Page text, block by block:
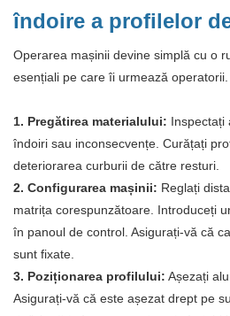
îndoire a profilelor
Operarea mașinii devine simplă cu o
esențiali pe care îi urmează operatorii.
1. Pregătirea materialului: Inspectați
îndoiri sau inconsecvențe. Curățați
deteriorarea curburii de către resturi.
2. Configurarea mașinii: Reglați
matrița corespunzătoare. Introduceți
în panoul de control. Asigurați-vă că
sunt fixate.
3. Poziționarea profilului: Așezați
Asigurați-vă că este așezat drept pe